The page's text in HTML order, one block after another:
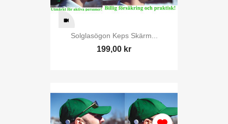
Solglasögon Keps Skärm...
199,00 kr